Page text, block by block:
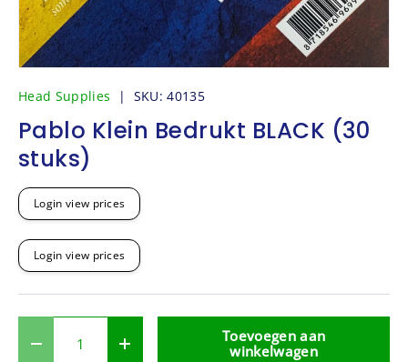
Head Supplies | SKU: 40135
Pablo Klein Bedrukt BLACK (30
stuks)
Login view prices
Login view prices
- +
Toevoegen aan
winkelwagen